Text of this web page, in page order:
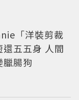
「洋裝剪裁
五五身 人間
腸狗